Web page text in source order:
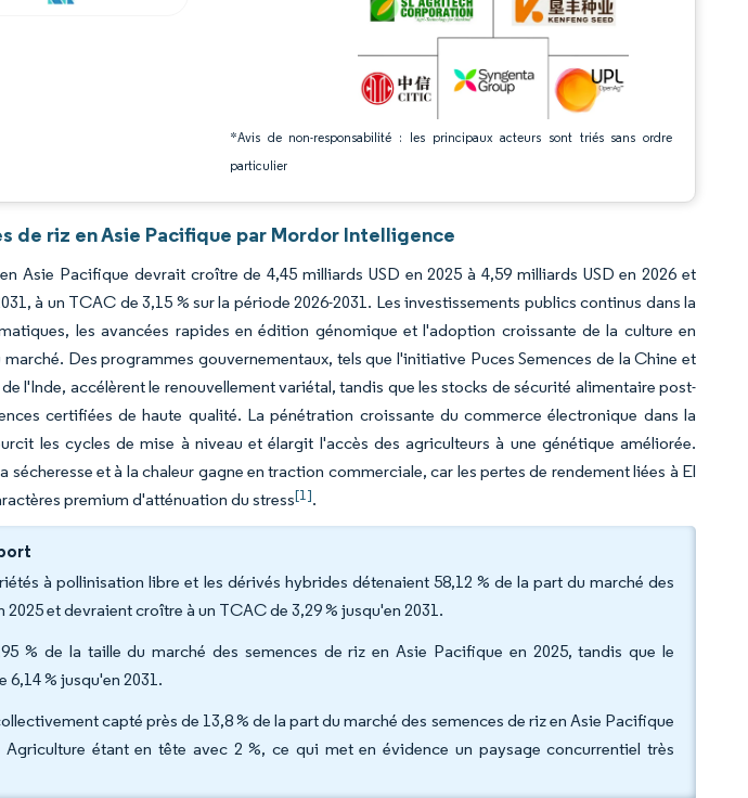
*Avis de non-responsabilité : les principaux acteurs sont triés sans ordre
particulier
de riz en Asie Pacifique par Mordor Intelligence
Asie Pacifique devrait croître de 4,45 milliards USD en 2025 à 4,59 milliards USD en 2026 et
à un TCAC de 3,15 % sur la période 2026-2031. Les investissements publics continus dans la
les avancées rapides en édition génomique et l'adoption croissante de la culture en
Des programmes gouvernementaux, tels que l'initiative Puces Semences de la Chine et
l'Inde, accélèrent le renouvellement variétal, tandis que les stocks de sécurité alimentaire post-
certifiées de haute qualité. La pénétration croissante du commerce électronique dans la
les cycles de mise à niveau et élargit l'accès des agriculteurs à une génétique améliorée.
sécheresse et à la chaleur gagne en traction commerciale, car les pertes de rendement liées à El
premium d'atténuation du stress[1].
à pollinisation libre et les dérivés hybrides détenaient 58,12 % de la part du marché des
et devraient croître à un TCAC de 3,29 % jusqu'en 2031.
% de la taille du marché des semences de riz en Asie Pacifique en 2025, tandis que le
6,14 % jusqu'en 2031.
capté près de 13,8 % de la part du marché des semences de riz en Asie Pacifique
Agriculture étant en tête avec 2 %, ce qui met en évidence un paysage concurrentiel très